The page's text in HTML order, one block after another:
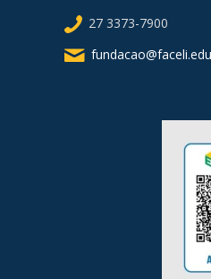
27 3373-7900